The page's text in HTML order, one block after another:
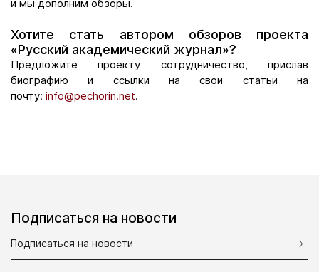
и мы дополним обзоры.
Хотите стать автором обзоров проекта
«Русский академический журнал»?
Предложите проекту сотрудничество, прислав
биографию и ссылки на свои статьи на
почту: info@pechorin.net.
Подписаться на новости